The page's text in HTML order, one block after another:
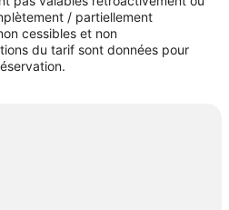
/ partiellement
cessibles et non
du tarif sont données pour